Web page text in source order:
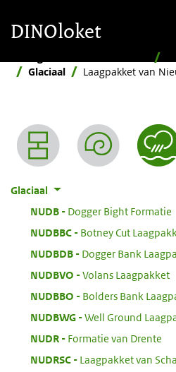
DINOloket
Glaciaal
Laagpakket van
Nomenclator menu
Glaciaal
NUDB:
Dogger Bight Formatie
NUDBBC:
Botney Cut
NUDBDB:
Dogger Bank
NUDBVO
Volans Laagpakket
NUDBBO
Bolders Bank
NUDBWG:
Well Ground
NUDR:
Formatie van Drente
NUDRSC:
Laagpakket van